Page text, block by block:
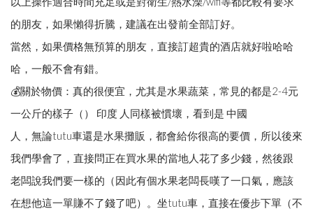
的朋友，如果懶得折騰，建議在出發前全部訂好。
當然，如果價格無預算的朋友，直接訂超貴的酒店就好啦哈哈
哈，一般不會有錯。
💰關於物價：真的很便宜，尤其是水果蔬菜，常見的都是2-4元
一公斤的樣子（） 印度 人同樣被慣壞，看到是 中國
人，無論tutu車還是水果攤販，都會給你很高的要價，所以後來
我們學會了，直接問正在買水果的當地人花了多少錢，然後跟
老闆說我們要一樣的（因此有個水果老闆長嘆了一口氣，應該
在想他這一單賺不了錢了吧）。坐tutu車，直接在優步下單（不